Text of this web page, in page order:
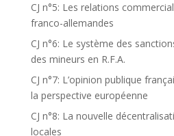
CJ n°5: Les relations
franco-allemandes
CJ n°6: Le système des
des mineurs en R.F.A.
CJ n°7: L’opinion publique
la perspective européenne
CJ n°8: La nouvelle
locales